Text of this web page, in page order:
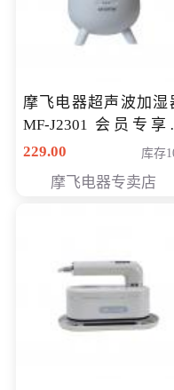
摩飞电器超声波加湿
MF-J2301 会员专享
168元
229.00 库存
摩飞电器专卖店